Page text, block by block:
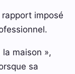
imposé
maison »,
sa